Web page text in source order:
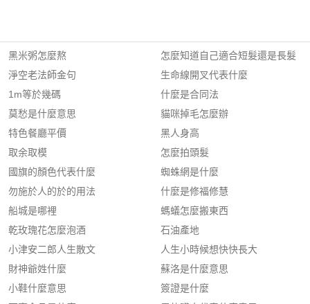
黑米粥怎麼熬
淨空老法師金句
1m等於幾碼
莫愁是什麼意思
特色餐廳平價
取余取模
國旗的顏色代表什麼
勿施於人的於的用法
船城是哪裡
乾玫瑰花怎麼泡酒
小津安二郎人生散文
財神爺姓什麼
小鞋什麼意思
怎麼知道自己適合短髮還是長髮
生命線開叉代表什麼
什麼是合同法
貓咪掉毛怎麼辦
黑人身高
怎麼拍頭髮
蜘蛛網是什麼
什麼是修福修慧
螞蟻怎麼搬東西
石油產地
人生小時候想快快長大
蘇洛是什麼意思
簽證是什麼